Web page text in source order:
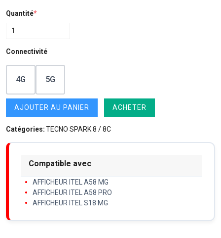
Quantité*
Connectivité
4G 5G
AJOUTER AU PANIER ACHETER
Catégories:TECNO SPARK 8 / 8C
Compatible avec
AFFICHEUR ITEL A58 MG
AFFICHEUR ITEL A58 PRO
AFFICHEUR ITEL S18 MG